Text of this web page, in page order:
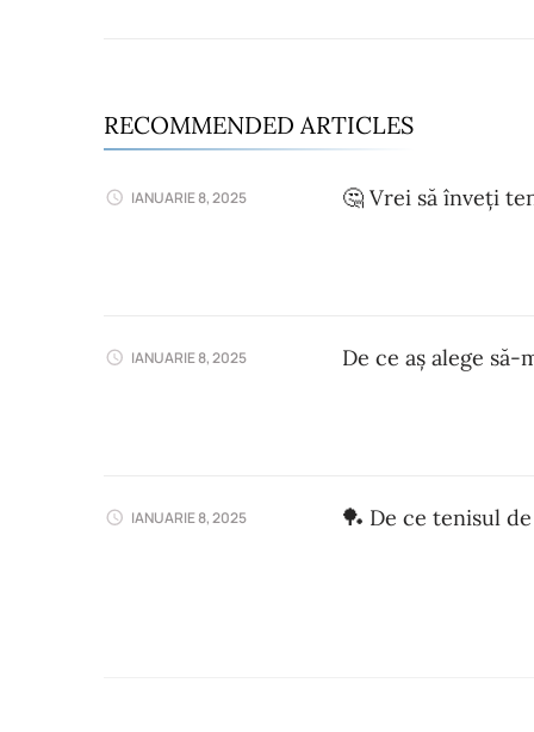
RECOMMENDED ARTICLES
IANUARIE 8, 2025 🤔 Vrei să înveți
IANUARIE 8, 2025 De ce aș alege
IANUARIE 8, 2025 🏓 De ce tenisul